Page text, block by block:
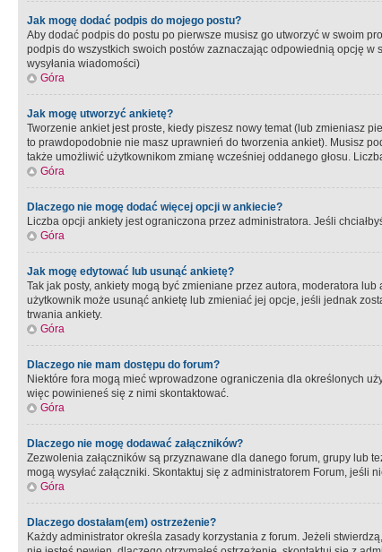
Jak mogę dodać podpis do mojego postu?
Aby dodać podpis do postu po pierwsze musisz go utworzyć w swoim
podpis do wszystkich swoich postów zaznaczając odpowiednią opcję
wysyłania wiadomości)
Góra
Jak mogę utworzyć ankietę?
Tworzenie ankiet jest proste, kiedy piszesz nowy temat (lub zmieniasz
to prawdopodobnie nie masz uprawnień do tworzenia ankiet). Musisz
także umożliwić użytkownikom zmianę wcześniej oddanego głosu.
Góra
Dlaczego nie mogę dodać więcej opcji w ankiecie?
Liczba opcji ankiety jest ograniczona przez administratora. Jeśli
Góra
Jak mogę edytować lub usunąć ankietę?
Tak jak posty, ankiety mogą być zmieniane przez autora, moderatora
użytkownik może usunąć ankietę lub zmieniać jej opcje, jeśli jednak
trwania ankiety.
Góra
Dlaczego nie mam dostępu do forum?
Niektóre fora mogą mieć wprowadzone ograniczenia dla określonych
więc powinieneś się z nimi skontaktować.
Góra
Dlaczego nie mogę dodawać załączników?
Zezwolenia załączników są przyznawane dla danego forum, grupy lub
mogą wysyłać załączniki. Skontaktuj się z administratorem Forum, jeśli
Góra
Dlaczego dostałam(em) ostrzeżenie?
Każdy administrator określa zasady korzystania z forum. Jeżeli